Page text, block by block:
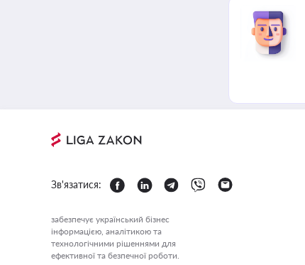
Зв'язатися:
забезпечує український бізнес
інформацією, аналітикою та
технологічними рішеннями для
ефективної та безпечної роботи.